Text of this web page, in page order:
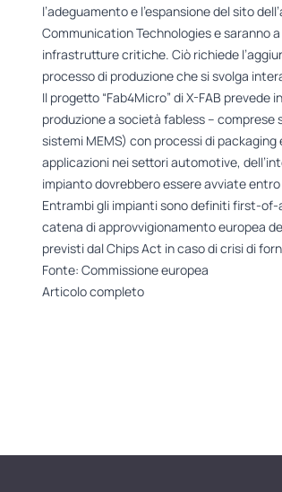
l’adeguamento e l’espansione del sito
Communication Technologies e saranno
infrastrutture critiche. Ciò richiede
processo di produzione che si svolga
Il progetto “Fab4Micro” di X-FAB
produzione a società fabless –
sistemi MEMS) con processi di
applicazioni nei settori automotive,
impianto dovrebbero essere avviate
Entrambi gli impianti sono definiti first-of-
catena di approvvigionamento europea
previsti dal Chips Act in caso di crisi di
Fonte: Commissione europea
Articolo completo